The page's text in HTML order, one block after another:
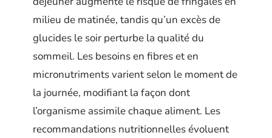
milieu de matinée, tandis qu’un excès de
glucides le soir perturbe la qualité du
sommeil. Les besoins en fibres et en
micronutriments varient selon le moment de
la journée, modifiant la façon dont
l’organisme assimile chaque aliment. Les
recommandations nutritionnelles évoluent